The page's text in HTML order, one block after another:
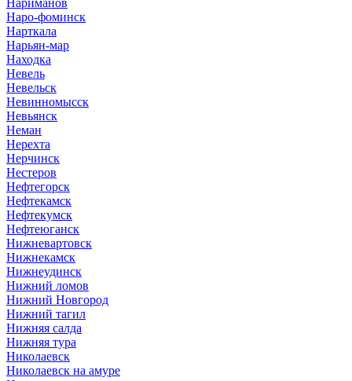
Наро-фоминск
Нарткала
Нарьян-мар
Находка
Невель
Невельск
Невинномысск
Невьянск
Неман
Нерехта
Нерчинск
Нестеров
Нефтегорск
Нефтекамск
Нефтекумск
Нефтеюганск
Нижневартовск
Нижнекамск
Нижнеудинск
Нижний ломов
Нижний Новгород
Нижний тагил
Нижняя салда
Нижняя тура
Николаевск
Николаевск на амуре